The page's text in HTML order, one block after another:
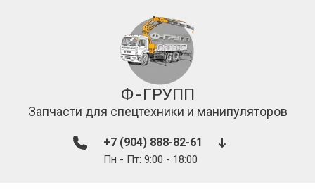
Ф-ГРУПП
Запчасти для спецтехники и манипуляторов
+7 (904) 888-82-61
Пн - Пт: 9:00 - 18:00